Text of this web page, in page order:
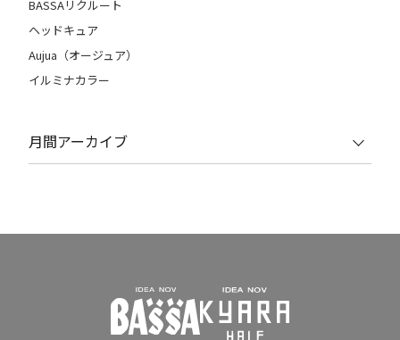
BASSAリクルート
ヘッドキュア
Aujua（オージュア）
イルミナカラー
月間アーカイブ